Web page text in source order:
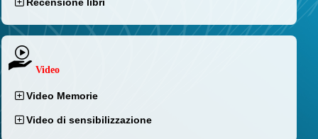
Video
Video Memorie
Video di sensibilizzazione